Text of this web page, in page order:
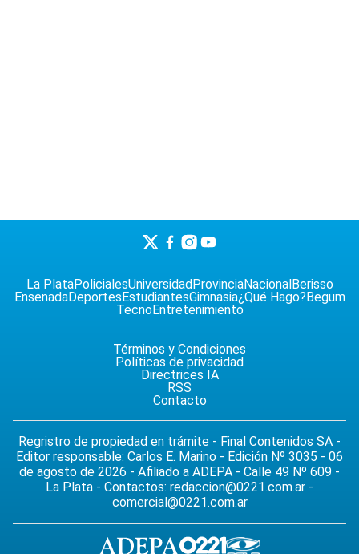
La PlataPolicialesUniversidadProvinciaNacionalBerisso
EnsenadaDeportesEstudiantesGimnasia¿Qué Hago?Begum
TecnoEntretenimiento
Términos y Condiciones
Políticas de privacidad
Directrices IA
RSS
Contacto
Regristro de propiedad en trámite - Final Contenidos SA -
Editor responsable: Carlos E. Marino - Edición Nº 3035 - 06
de agosto de 2026 - Afiliado a ADEPA - Calle 49 Nº 609 -
La Plata - Contactos: redaccion@0221.com.ar -
comercial@0221.com.ar